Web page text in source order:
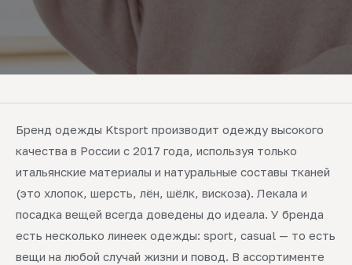
Бренд одежды Ktsport производит одежду высокого
качества в России с 2017 года, используя только
итальянские материалы и натуральные составы тканей
(это хлопок, шерсть, лён, шёлк, вискоза). Лекала и
посадка вещей всегда доведены до идеала. У бренда
есть несколько линеек одежды: sport, casual — то есть
вещи на любой случай жизни и повод. В ассортименте